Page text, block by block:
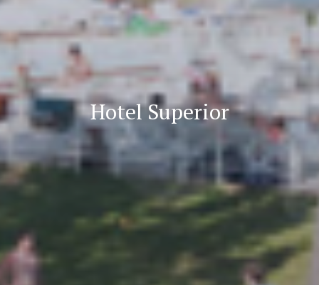
Hotel Superior